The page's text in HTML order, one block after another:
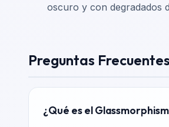
oscuro y con degradados
Preguntas Frecuentes
¿Qué es el